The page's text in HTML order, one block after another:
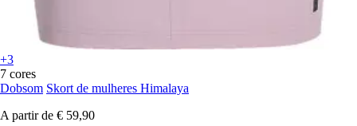
+3
7 cores
Dobsom Skort de mulheres Himalaya
A partir de € 59,90